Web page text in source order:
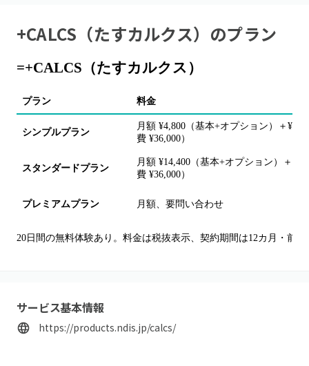
+CALCS（たすカルクス） のプラン
=+CALCS（たすカルクス）
プラン 料金
シンプルプラン
月額 ¥4,800（基本+オプション）＋
費 ¥36,000）
スタンダードプラン
月額 ¥14,400（基本+オプション）＋
費 ¥36,000）
プレミアムプラン 月額、要問い合わせ
20日間の無料体験あり。料金は税抜表示、契約期間は12カ月・前
サービス基本情報
https://products.ndis.jp/calcs/